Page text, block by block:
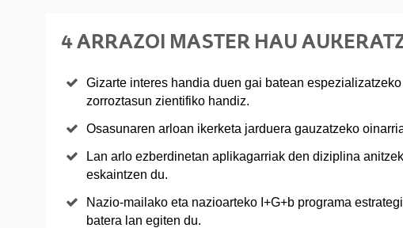
4 ARRAZOI MASTER HAU
Gizarte interes handia duen gai batean
zorroztasun zientifiko handiz.
Osasunaren arloan ikerketa jarduera gauzatzeko
Lan arlo ezberdinetan aplikagarriak den diziplina
eskaintzen du.
Nazio-mailako eta nazioarteko I+G+b programa
batera lan egiten du.